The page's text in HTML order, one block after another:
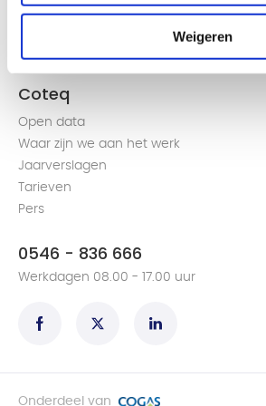
Weigeren
Groen gas produceren en terugleveren
Een volmacht aanvragen
Alles over de slimme meter
Coteq
Open data
Waar zijn we aan het werk
Jaarverslagen
Tarieven
Pers
0546 - 836 666
Werkdagen 08.00 - 17.00 uur
Onderdeel van